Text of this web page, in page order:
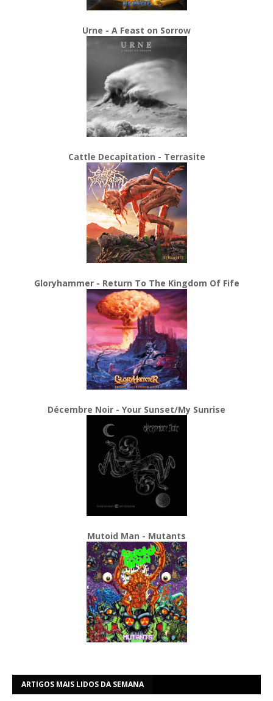
Urne - A Feast on Sorrow
Cattle Decapitation - Terrasite
Gloryhammer - Return To The Kingdom Of Fife
Décembre Noir - Your Sunset/My Sunrise
Mutoid Man - Mutants
ARTIGOS MAIS LIDOS DA SEMANA